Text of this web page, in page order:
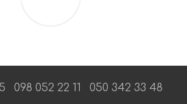
098 052 22 11 050 342 33 48